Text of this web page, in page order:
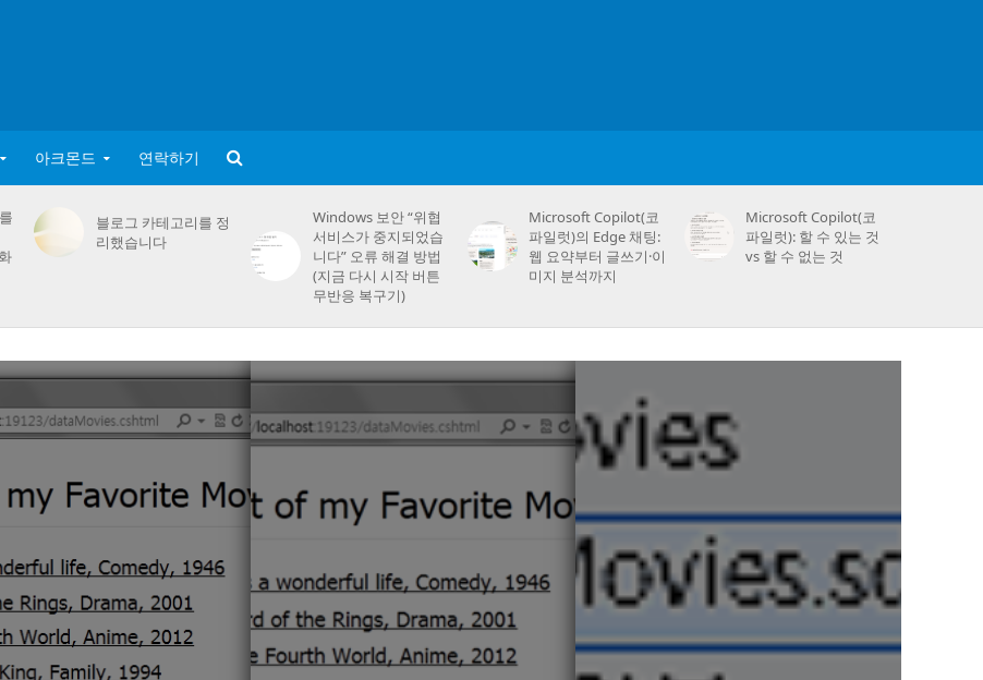
아크몬드 연락하기
블로그 카테고리를 정
리했습니다
Windows 보안 “위협
서비스가 중지되었습
니다” 오류 해결 방법
(지금 다시 시작 버튼
무반응 복구기)
Microsoft Copilot(코
파일럿)의 Edge 채팅:
웹 요약부터 글쓰기·이
미지 분석까지
Microsoft Copilot(코
파일럿): 할 수 있는 것
vs 할 수 없는 것